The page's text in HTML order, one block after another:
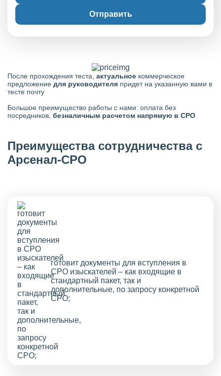
Отправить
После прохождения теста, актуальное коммерческое
предложение для руководителя придет на указанную вами в
тесте почту
Большое преимущество работы с нами: оплата без
посредников, безналичным расчетом напрямую в СРО
Преимущества сотрудничества с
Арсенал-СРО
готовит документы для вступления в
СРО изыскателей – как входящие в
стандартный пакет, так и
дополнительные, по запросу конкретной
СРО;